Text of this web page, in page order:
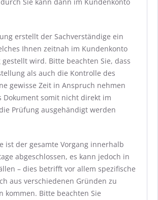
erstellt der Sachverständige ein
Ihnen zeitnah im Kundenkonto
wird. Bitte beachten Sie, dass
als auch die Kontrolle des
gewisse Zeit in Anspruch nehmen
Dokument somit nicht direkt im
Prüfung ausgehändigt werden
ist der gesamte Vorgang innerhalb
abgeschlossen, es kann jedoch in
– dies betrifft vor allem spezifische
aus verschiedenen Gründen zu
kommen. Bitte beachten Sie